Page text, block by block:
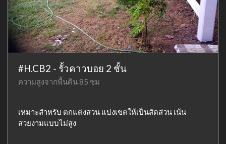
#H.CB2 - รั้วคาวบอย 2 ชั้น
ความสูงจากพื้นดิน 85 ซม
เหมาะสำหรับ ตกแต่งสวน แบ่งเขตให้เป็นสัดส่วน เน้น
สวยงามแบบไม่สูง